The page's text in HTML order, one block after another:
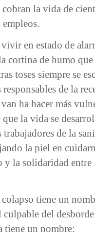
cobran la vida de
empleos.
en estado de
cortina de humo que
toses siempre se
de la
ha hacer más
la vida se
trabajadores de la
la piel en
y la solidaridad entre
tiene un
del
tiene un nombre: